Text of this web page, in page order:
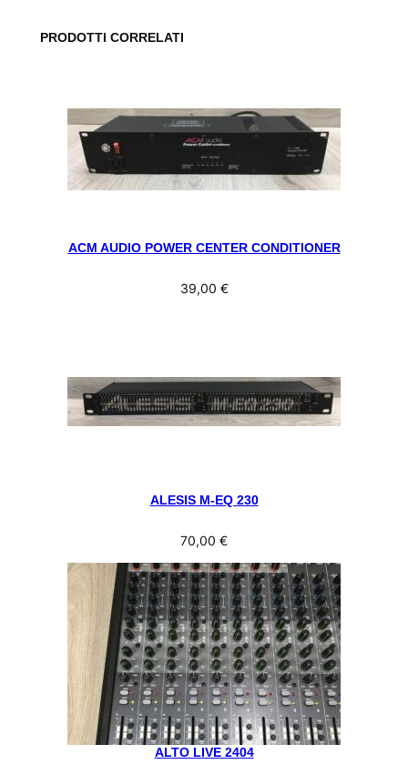
PRODOTTI CORRELATI
ACM AUDIO POWER CENTER CONDITIONER
39,00 €
ALESIS M-EQ 230
70,00 €
ALTO LIVE 2404